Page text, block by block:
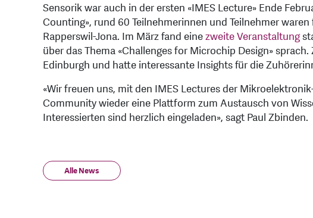
Sensorik war auch in der ersten «IMES Lecture» Ende
Counting», rund 60 Teilnehmerinnen und Teilnehmer
Rapperswil-Jona. Im März fand einezweite Veranstaltung
über das Thema «Challenges for Microchip Design»
Edinburgh und hatte interessante Insights für die
«Wir freuen uns, mit den IMES Lectures der
Community wieder eine Plattform zum Austausch von
Interessierten sind herzlich eingeladen», sagt Paul Zbinden.
Alle News